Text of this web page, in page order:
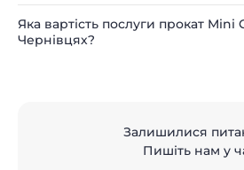
Яка вартість послуги прокат Mini
Чернівцях?
Залишилися
Пишіть нам у